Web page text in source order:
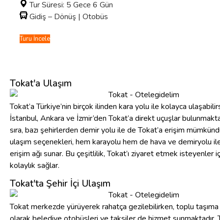
Tur Süresi: 5 Gece 6 Gün
Gidiş – Dönüş | Otobüs
Turu İncele
Tokat'a Ulaşım
Tokat’a Türkiye’nin birçok ilinden kara yolu ile kolayca
İstanbul, Ankara ve İzmir’den Tokat’a direkt uçuşlar
sıra, bazı şehirlerden demir yolu ile de Tokat’a erişim
ulaşım seçenekleri, hem karayolu hem de hava ve demiryolu
erişim ağı sunar. Bu çeşitlilik, Tokat’ı ziyaret etmek isteyenler
kolaylık sağlar.
Tokat'ta Şehir İçi Ulaşım
Tokat merkezde yürüyerek rahatça gezilebilirken, toplu